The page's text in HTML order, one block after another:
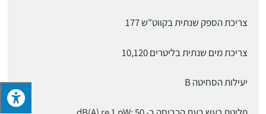
צריכת הספק שנתית בקווט"ש 177
צריכת מים שנתית בליטרים 10,120
יעילות הסחיטה B